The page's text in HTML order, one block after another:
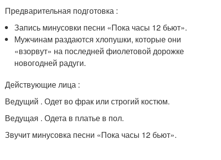
Предварительная подготовка :
Запись минусовки песни «Пока часы 12 бьют».
Мужчинам раздаются хлопушки, которые они
«взорвут» на последней фиолетовой дорожке
новогодней радуги.
Действующие лица :
Ведущий . Одет во фрак или строгий костюм.
Ведущая . Одета в платье в пол.
Звучит минусовка песни «Пока часы 12 бьют».